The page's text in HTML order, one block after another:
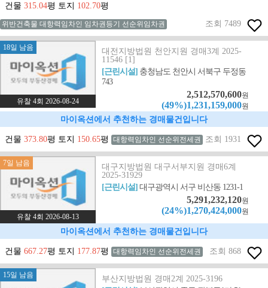
건물 315.04평 토지 102.70평
위반건축물 대항력임차인 임차권등기 선순위임차권 조회 7489
18일 남음
유찰 4회 2026-08-24
대전지방법원 천안지원 경매3계 2025-
11546 [1]
[근린시설] 충청남도 천안시 서북구 두정동
743
2,512,570,600원
(49%)1,231,159,000원
마이옥션에서 추천하는 경매물건입니다
건물 373.80평 토지 150.65평 대항력임차인 선순위전세권 조회 1931
7일 남음
유찰 4회 2026-08-13
대구지방법원 대구서부지원 경매6계
2025-31929
[근린시설]대구광역시 서구 비산동 1231-1
5,291,232,120원
(24%)1,270,424,000원
마이옥션에서 추천하는 경매물건입니다
건물 667.27평 토지 177.87평 대항력임차인 선순위전세권 조회 868
15일 남음
부산지방법원 경매2계 2025-3196